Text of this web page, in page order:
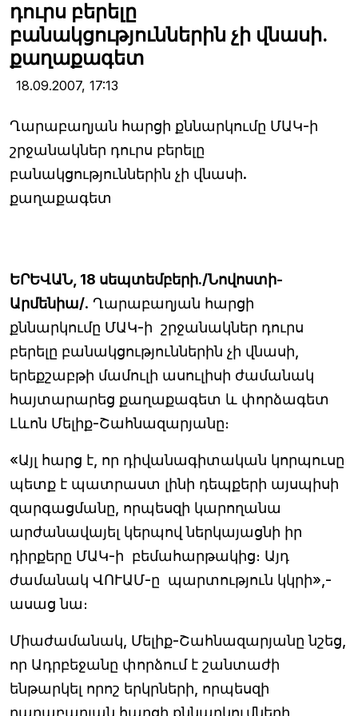
դուրս բերելը
բանակցություններին չի վնասի.
քաղաքագետ
18.09.2007, 17:13
Ղարաբաղյան հարցի քննարկումը ՄԱԿ-ի
շրջանակներ դուրս բերելը
բանակցություններին չի վնասի.
քաղաքագետ
ԵՐԵՎԱՆ, 18 սեպտեմբերի./Նովոստի-
Արմենիա/. Ղարաբաղյան հարցի
քննարկումը ՄԱԿ-ի շրջանակներ դուրս
բերելը բանակցություններին չի վնասի,
երեքշաբթի մամուլի ասուլիսի ժամանակ
հայտարարեց քաղաքագետ և փորձագետ
Լևոն Մելիք-Շահնազարյանը։
«Այլ հարց է, որ դիվանագիտական կորպուսը
պետք է պատրաստ լինի դեպքերի այսպիսի
զարգացմանը, որպեսզի կարողանա
արժանավայել կերպով ներկայացնի իր
դիրքերը ՄԱԿ-ի բեմահարթակից։ Այդ
ժամանակ ՎՈՒԱՄ-ը պարտություն կկրի»,-
ասաց նա։
Միաժամանակ, Մելիք-Շահնազարյանը նշեց,
որ Ադրբեջանը փորձում է շանտաժի
ենթարկել որոշ երկրների, որպեսզի